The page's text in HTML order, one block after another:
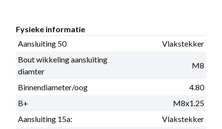
Fysieke informatie
Aansluiting 50
Vlakstekker
Bout wikkeling aansluiting
diamter
M8
Binnendiameter/oog
4.80
B+
M8x1.25
Aansluiting 15a:
Vlakstekker